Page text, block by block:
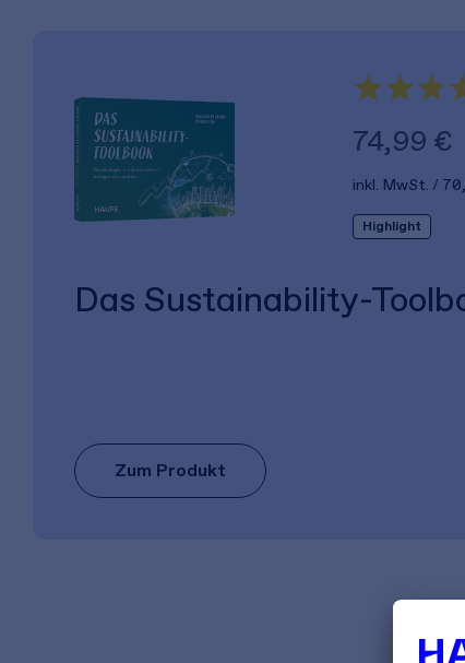
74,99 €
inkl. MwSt.
Highlight
Das Sustainability-
Zum Produkt